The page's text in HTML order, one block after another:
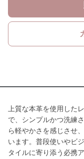
上質な本革を使用した
で、シンプルかつ洗練
ら軽やかさを感じさせ
います。普段使いやビ
タイルに寄り添う必携